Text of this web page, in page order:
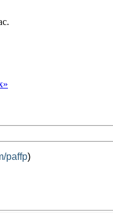
paffp)